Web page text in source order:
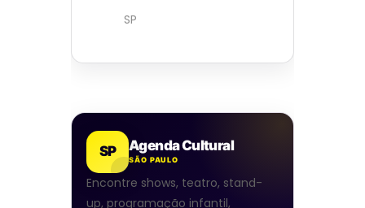
SP
SP Agenda Cultural
SÃO PAULO
Encontre shows, teatro, stand-
up, programação infantil,